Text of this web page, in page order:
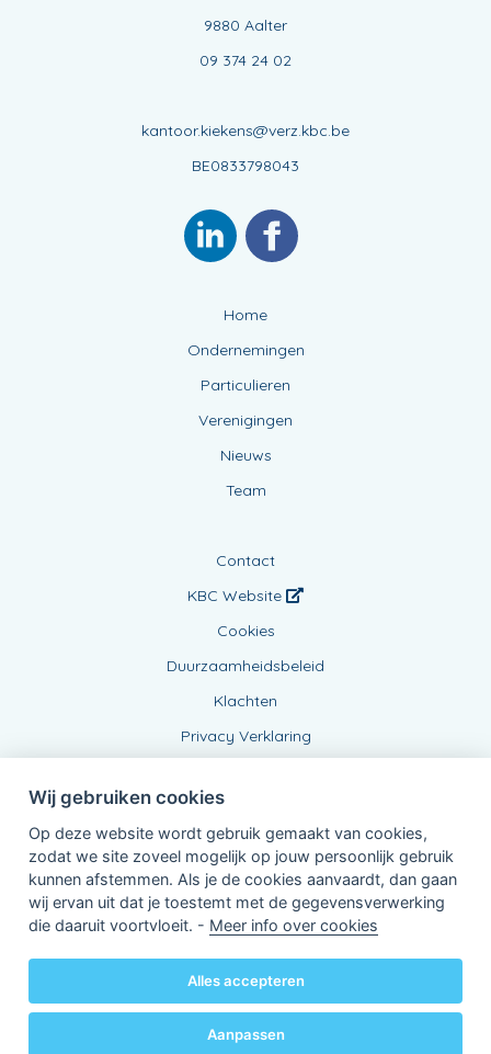
9880 Aalter
09 374 24 02
kantoor.kiekens@verz.kbc.be
BE0833798043
Home
Ondernemingen
Particulieren
Verenigingen
Nieuws
Team
Contact
KBC Website
Cookies
Duurzaamheidsbeleid
Klachten
Privacy Verklaring
Verbonden Agent, BE0833798043
van KBC Verzekeringen nv
3000 Leuven - Belgie
BTW BE 0403.552.563 - RPR Leuven
Powered byKBC-Agent(versie 3.21.0)
© 2026 alle rechten voorbehouden
Wij gebruiken cookies
Op deze website wordt gebruik gemaakt van cookies,
zodat we site zoveel mogelijk op jouw persoonlijk gebruik
kunnen afstemmen. Als je de cookies aanvaardt, dan gaan
wij ervan uit dat je toestemt met de gegevensverwerking
die daaruit voortvloeit. - Meer info over cookies
Alles accepteren
Aanpassen